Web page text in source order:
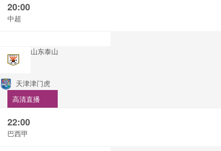
20:00
中超
山东泰山
天津津门虎
高清直播
22:00
巴西甲